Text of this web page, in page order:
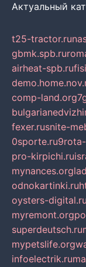
Актуальный
t25-tractor.ru
gbmk.spb.ru
airheat-spb.ru
comp-land.org
fexer.rusnite-
0sporte.ru
pro-kirpichi.ru
mynances.org
odnokartinki.ru
oysters-digital.ru
myremont.org
superdeutsch.ru
mypetslife.org
infoelectrik.ru